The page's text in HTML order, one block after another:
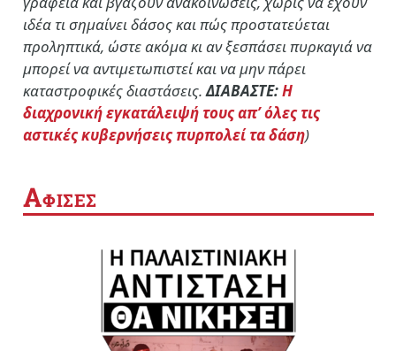
ιδέα τι σημαίνει δάσος και πώς προστατεύεται
προληπτικά, ώστε ακόμα κι αν ξεσπάσει πυρκαγιά να
μπορεί να αντιμετωπιστεί και να μην πάρει
καταστροφικές διαστάσεις.ΔΙΑΒΑΣΤΕ:Η
διαχρονική εγκατάλειψή τους απ’ όλες τις
αστικές κυβερνήσεις πυρπολεί τα δάση)
ΑΦΙΣΕΣ